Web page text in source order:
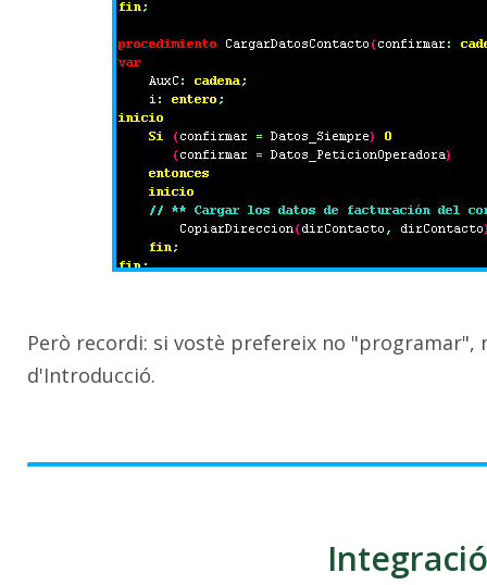
Però recordi: si vostè prefereix no "programar",
d'Introducció.